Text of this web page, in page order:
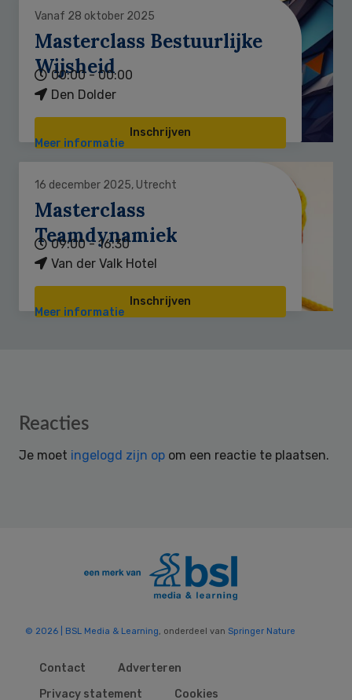
Vanaf 28 oktober 2025
Masterclass Bestuurlijke
Wijsheid
00:00 - 00:00
Den Dolder
Inschrijven
Meer informatie
16 december 2025, Utrecht
Masterclass
Teamdynamiek
09:00 - 16:30
Van der Valk Hotel
Inschrijven
Meer informatie
Reader
Reacties
Je moet ingelogd zijn op om een reactie te plaatsen.
© 2026 | BSL Media & Learning , onderdeel van Springer Nature
Contact
Adverteren
Privacy statement
Cookies